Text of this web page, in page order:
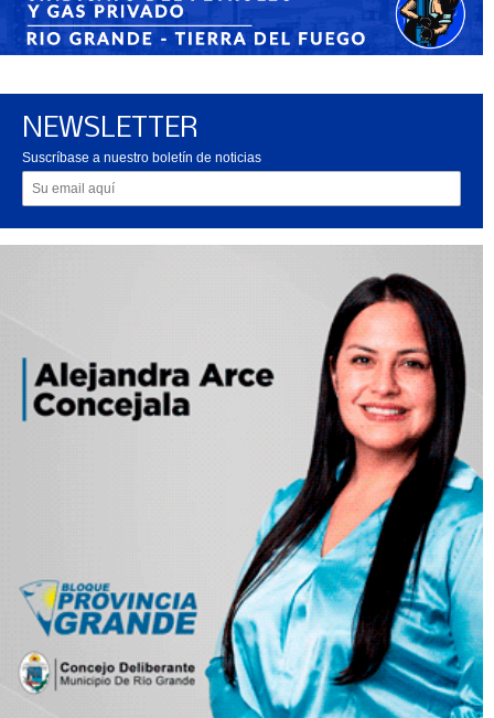
NEWSLETTER
Suscríbase a nuestro boletín de noticias